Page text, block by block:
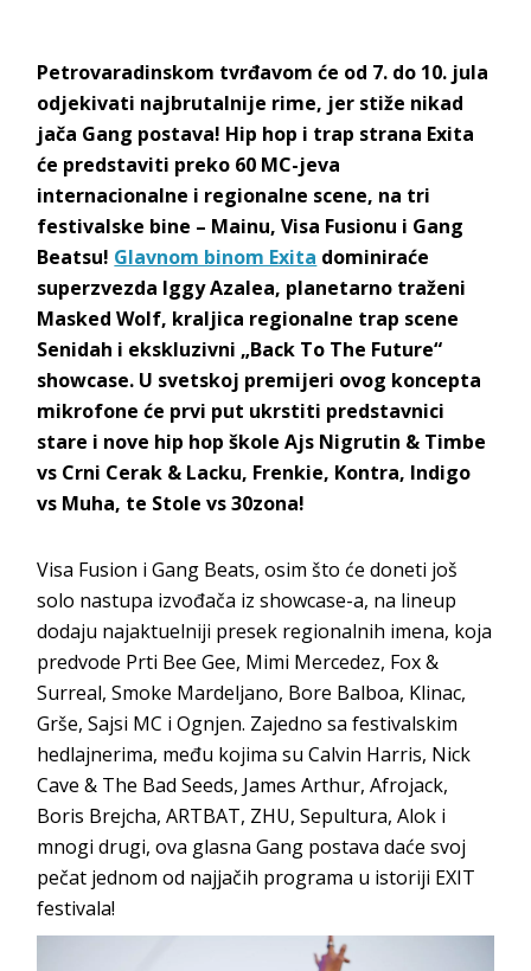
Petrovaradinskom tvrđavom će od 7. do 10. jula
odjekivati najbrutalnije rime, jer stiže nikad
jača Gang postava! Hip hop i trap strana Exita
će predstaviti preko 60 MC-jeva
internacionalne i regionalne scene, na tri
festivalske bine – Mainu, Visa Fusionu i Gang
Beatsu! Glavnom binom Exita dominiraće
superzvezda Iggy Azalea, planetarno traženi
Masked Wolf, kraljica regionalne trap scene
Senidah i ekskluzivni „Back To The Future“
showcase. U svetskoj premijeri ovog koncepta
mikrofone će prvi put ukrstiti predstavnici
stare i nove hip hop škole Ajs Nigrutin & Timbe
vs Crni Cerak & Lacku, Frenkie, Kontra, Indigo
vs Muha, te Stole vs 30zona!
Visa Fusion i Gang Beats, osim što će doneti još
solo nastupa izvođača iz showcase-a, na lineup
dodaju najaktuelniji presek regionalnih imena, koja
predvode Prti Bee Gee, Mimi Mercedez, Fox &
Surreal, Smoke Mardeljano, Bore Balboa, Klinac,
Grše, Sajsi MC i Ognjen. Zajedno sa festivalskim
hedlajnerima, među kojima su Calvin Harris, Nick
Cave & The Bad Seeds, James Arthur, Afrojack,
Boris Brejcha, ARTBAT, ZHU, Sepultura, Alok i
mnogi drugi, ova glasna Gang postava daće svoj
pečat jednom od najjačih programa u istoriji EXIT
festivala!